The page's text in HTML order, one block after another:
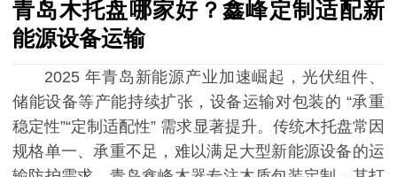
青岛木托盘哪家好？鑫峰定制适配新
能源设备运输
2025 年青岛新能源产业加速崛起，光伏组件、
储能设备等产能持续扩张，设备运输对包装的 “承重
稳定性”“定制适配性” 需求显著提升。传统木托盘常因
规格单一、承重不足，难以满足大型新能源设备的运